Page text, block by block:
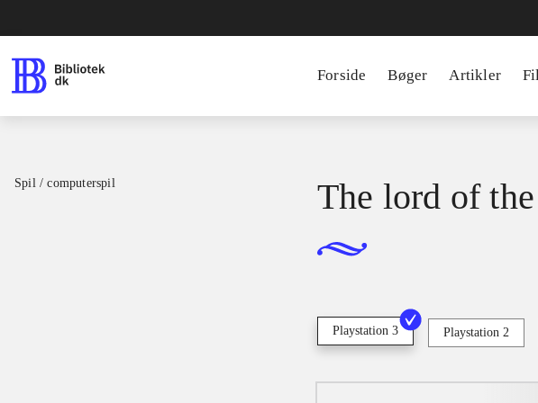
Forside Bøger Artikler
Spil / computerspil The lord of
Playstation 3 Playstation 2